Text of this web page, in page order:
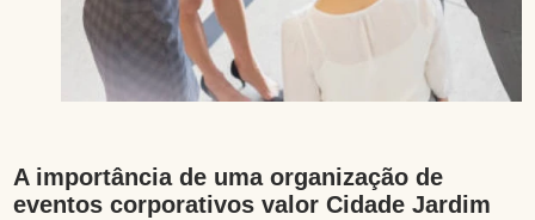
A importância de uma organização de
eventos corporativos valor Cidade Jardim